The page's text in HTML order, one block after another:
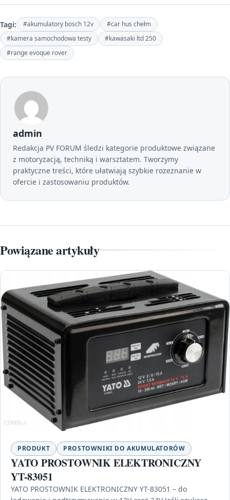
Tagi: #akumulatory bosch 12v
#car hus chełm
#kamera samochodowa testy
#kawasaki ltd 250
#range evoque rover
admin
Redakcja PV FORUM śledzi kategorie produktowe związane
z motoryzacją, techniką i warsztatem. Tworzymy
praktyczne treści, które ułatwiają szybkie rozeznanie w
ofercie i zastosowaniu produktów.
Powiązane artykuły
PRODUKT PROSTOWNIKI DO AKUMULATORÓW
YATO PROSTOWNIK ELEKTRONICZNY
YT-83051
YATO PROSTOWNIK ELEKTRONICZNY YT-83051 – do